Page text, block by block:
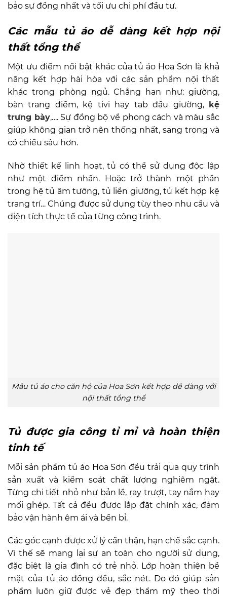
bảo sự đồng nhất và tối ưu chi phí đầu tư.
Các mẫu tủ áo dễ dàng kết hợp nội
thất tổng thể
Một ưu điểm nổi bật khác của tủ áo Hoa Sơn là khả
năng kết hợp hài hòa với các sản phẩm nội thất
khác trong phòng ngủ. Chẳng hạn như: giường,
bàn trang điểm, kệ tivi hay tab đầu giường, kệ
trưng bày,…. Sự đồng bộ về phong cách và màu sắc
giúp không gian trở nên thống nhất, sang trọng và
có chiều sâu hơn.
Nhờ thiết kế linh hoạt, tủ có thể sử dụng độc lập
như một điểm nhấn. Hoặc trở thành một phần
trong hệ tủ âm tường, tủ liền giường, tủ kết hợp kệ
trang trí… Chúng được sử dụng tùy theo nhu cầu và
diện tích thực tế của từng công trình.
Mẫu tủ áo cho căn hộ của Hoa Sơn kết hợp dễ dàng với
nội thất tổng thể
Tủ được gia công tỉ mỉ và hoàn thiện
tinh tế
Mỗi sản phẩm tủ áo Hoa Sơn đều trải qua quy trình
sản xuất và kiểm soát chất lượng nghiêm ngặt.
Từng chi tiết nhỏ như bản lề, ray trượt, tay nắm hay
mối ghép. Tất cả đều được lắp đặt chính xác, đảm
bảo vận hành êm ái và bền bỉ.
Các góc cạnh được xử lý cẩn thận, hạn chế sắc cạnh.
Vì thế sẽ mang lại sự an toàn cho người sử dụng,
đặc biệt là gia đình có trẻ nhỏ. Lớp hoàn thiện bề
mặt của tủ áo đồng đều, sắc nét. Do đó giúp sản
phẩm luôn giữ được vẻ đẹp thẩm mỹ theo thời